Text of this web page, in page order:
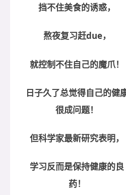
挡不住美食的诱惑，
熬夜复习赶due，
就控制不住自己的魔爪！
日子久了总觉得自己的健
很成问题！
但科学家最新研究表明，
学习反而是保持健康的良
药！